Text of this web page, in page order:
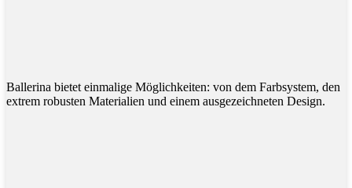
Ballerina bietet einmalige Möglichkeiten: von dem Farbsystem, den
extrem robusten Materialien und einem ausgezeichneten Design.